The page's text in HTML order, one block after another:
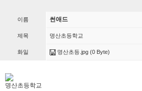
이름 썬애드
제목 명산초등학교
화일 명산초등.jpg (0 Byte)
명산초등학교